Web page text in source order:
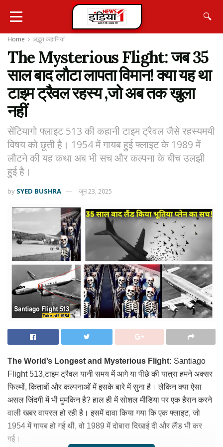
🔍
Home अद्भुत कहानियां
The Mysterious Flight: जब 35
साल बाद लौटा लापता विमान! क्या यह था
टाइम ट्रैवल रहस्य ,जो अब तक खुला
नहीं
सेंटियागो फ्लाइट 513 की कहानी टाइम ट्रैवल जैसे रहस्यमयी
विषय को छूती है। 1954 में गायब हुई फ्लाइट के 1989 में
लौटने की यह कथा अब भी सच और कल्पना के बीच उलझी
हुई है।
by SYED BUSHRA जून 23, 2025
The World’s Longest and Mysterious Flight: Santiago
Flight 513,टाइम ट्रैवल यानी समय में आगे या पीछे की यात्रा हमने अक्सर
फिल्मों, किताबों और कल्पनाओं में इसके बारे में सुना है। लेकिन क्या ऐसा
असल जिंदगी में भी मुमकिन है? हाल ही में सोशल मीडिया पर एक हैरान करने
वाली खबर वायरल हो रही है। इसमें दावा किया गया कि एक फ्लाइट, जो
1954 में गायब हो गई थी, वो 1989 में दोबारा दिखाई दी और लैंड भी कर
गई।